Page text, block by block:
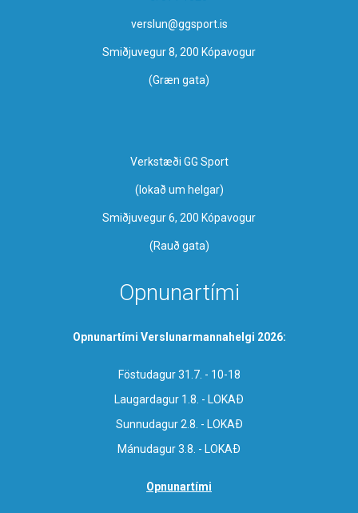
verslun@ggsport.is
Smiðjuvegur 8, 200 Kópavogur
(Græn gata)
Verkstæði GG Sport
​(lokað um helgar)
Smiðjuvegur 6, 200 Kópavogur
(Rauð gata)
Opnunartími
Opnunartími Verslunarmannahelgi 2026:
Föstudagur 31.7. - 10-18
Laugardagur 1.8. - LOKAÐ
Sunnudagur 2.8. - LOKAÐ
Mánudagur 3.8. - LOKAÐ
Opnunartími